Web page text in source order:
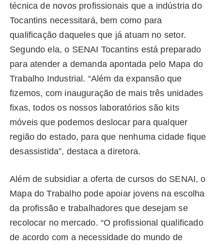
técnica de novos profissionais que a indústria do
Tocantins necessitará, bem como para
qualificação daqueles que já atuam no setor.
Segundo ela, o SENAI Tocantins está preparado
para atender a demanda apontada pelo Mapa do
Trabalho Industrial. “Além da expansão que
fizemos, com inauguração de mais três unidades
fixas, todos os nossos laboratórios são kits
móveis que podemos deslocar para qualquer
região do estado, para que nenhuma cidade fique
desassistida”, destaca a diretora.
Além de subsidiar a oferta de cursos do SENAI, o
Mapa do Trabalho pode apoiar jovens na escolha
da profissão e trabalhadores que desejam se
recolocar no mercado. “O profissional qualificado
de acordo com a necessidade do mundo de